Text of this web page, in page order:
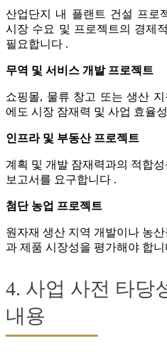
산업단지 내 플랜트 건설 프로
시장 수요 및 프로젝트의 경제
필요합니다 .
무역 및 서비스 개발 프로젝트
쇼핑몰, 물류 창고 또는 생산
에도 시장 잠재력 및 사업 효율
인프라 및 부동산 프로젝트
계획 및 개발 잠재력과의 적합
보고서를 요구합니다 .
첨단 농업 프로젝트
원자재 생산 지역 개발이나 농
과 제품 시장성을 평가해야 합니
4. 사업 사전 타당
내용